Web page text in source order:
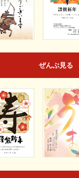
ぜんぶ見る